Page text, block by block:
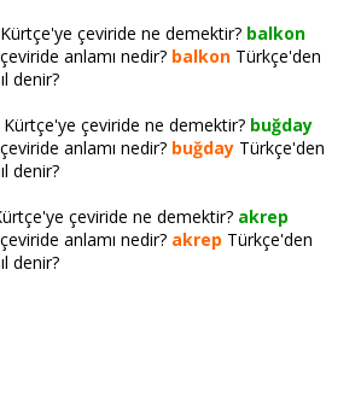
çeviride ne demektir? balkon
anlamı nedir? balkon Türkçe'den
denir?
çeviride ne demektir? buğday
anlamı nedir? buğday Türkçe'den
denir?
çeviride ne demektir? akrep
anlamı nedir? akrep Türkçe'den
denir?